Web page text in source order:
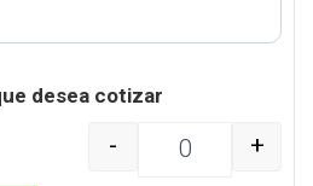
desea cotizar
Llavero ML-380
- +